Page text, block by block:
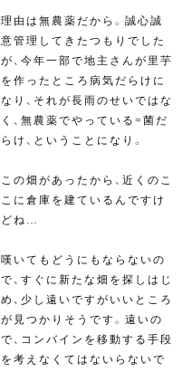
理由は無農薬だから。誠心誠
意管理してきたつもりでした
が、今年一部で地主さんが里芋
を作ったところ病気だらけに
なり、それが長雨のせいではな
く、無農薬でやっている=菌だ
らけ、ということになり。
この畑があったから、近くのこ
こに倉庫を建ているんですけ
どね…
嘆いてもどうにもならないの
で、すぐに新たな畑を探しはじ
め、少し遠いですがいいところ
が見つかりそうです。遠いの
で、コンバインを移動する手段
を考えなくてはないらないで